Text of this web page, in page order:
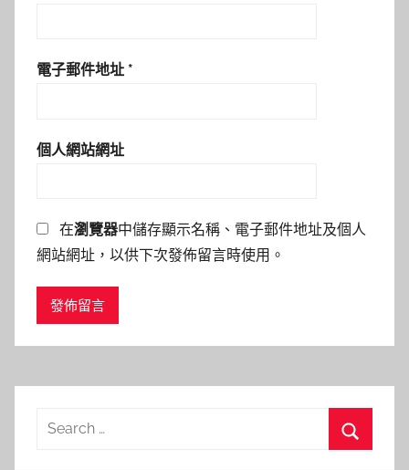
電子郵件地址 *
個人網站網址
在瀏覽器中儲存顯示名稱、電子郵件地址及個人
網站網址，以供下次發佈留言時使用。
Search